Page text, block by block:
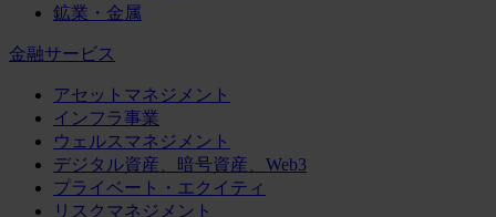
鉱業・金属
金融サービス
アセットマネジメント
インフラ事業
ウェルスマネジメント
デジタル資産、暗号資産、Web3
プライベート・エクイティ
リスクマネジメント